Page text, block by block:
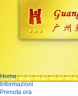
Home
Informazioni
Prenota ora